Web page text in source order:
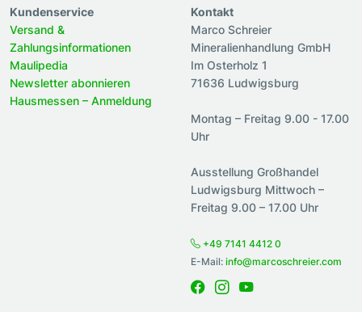
Kundenservice
Versand &
Zahlungsinformationen
Maulipedia
Newsletter abonnieren
Hausmessen – Anmeldung
Kontakt
Marco Schreier
Mineralienhandlung GmbH
Im Osterholz 1
71636 Ludwigsburg
Montag – Freitag 9.00 - 17.00
Uhr
Ausstellung Großhandel
Ludwigsburg Mittwoch –
Freitag 9.00 – 17.00 Uhr
+49 7141 4412 0
E-Mail: info@marcoschreier.com